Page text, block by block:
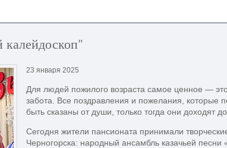
23 января 2025
Для людей пожилого возраста самое ценное —
забота. Все поздравления и пожелания, которые
быть сказаны от души, только тогда они доходят
Сегодня жители пансионата принимали
Черногорска: народный ансамбль казачьей песни